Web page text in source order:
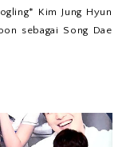
Kim Jung Hyun
sebagai Song Dae